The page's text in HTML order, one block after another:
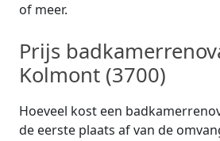
of meer.
Prijs
Kolmont (3700)
Hoeveel kost een
de eerste plaats af van de